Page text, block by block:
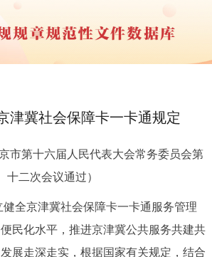
津冀社会保障卡一卡通规定
京市第十六届人民代表大会常务委员会第
十二次会议通过）
京津冀社会保障卡一卡通服务管理
民化水平，推进京津冀公共服务共建共
展走深走实，根据国家有关规定，结合